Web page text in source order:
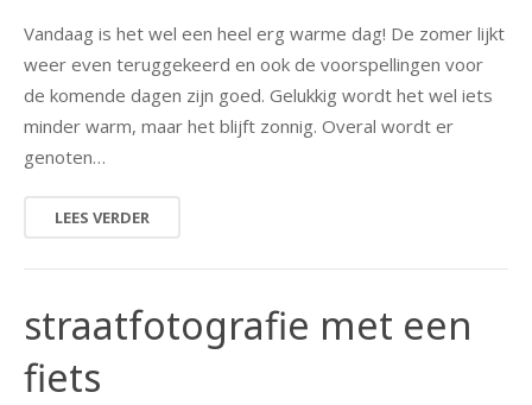
Vandaag is het wel een heel erg warme dag! De zomer lijkt
weer even teruggekeerd en ook de voorspellingen voor
de komende dagen zijn goed. Gelukkig wordt het wel iets
minder warm, maar het blijft zonnig. Overal wordt er
genoten…
LEES VERDER
straatfotografie met een
fiets